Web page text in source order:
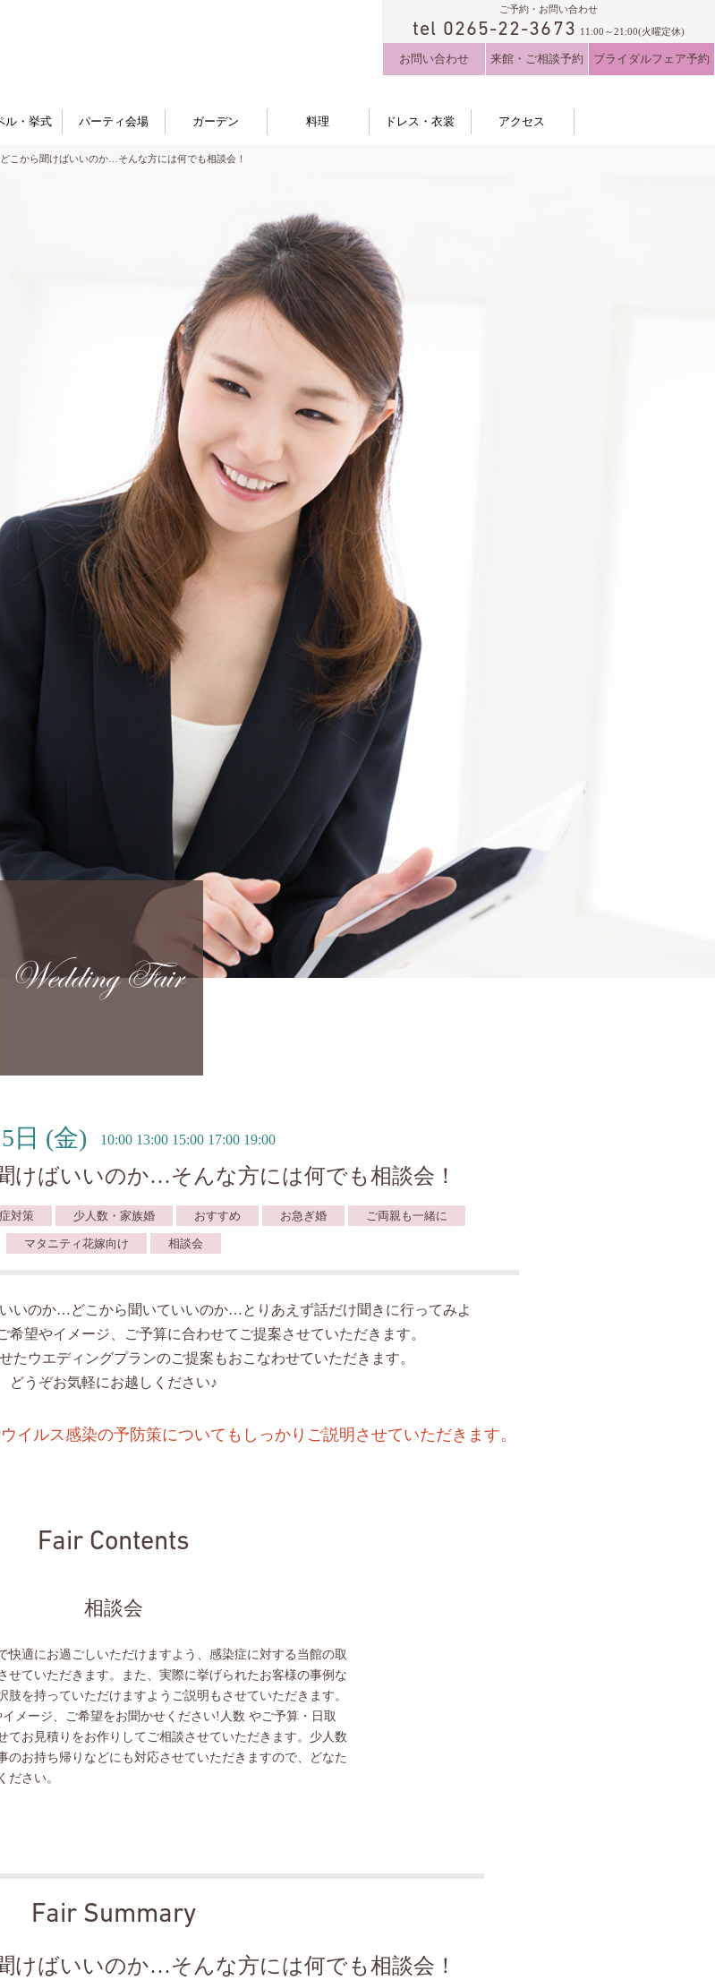
ご予約・お問い合わせ
tel 0265-22-3673 11:00～21:00(火曜定休)
お問い合わせ 来館・ご相談予約 ブライダルフェア予約
ル・挙式 パーティ会場 ガーデン 料理 ドレス・衣裳 アクセス
こから聞けばいいのか…そんな方には何でも相談会！
Wedding Fair
日 (金) 10:00 13:00 15:00 17:00 19:00
けばいいのか…そんな方には何でも相談会！
対策 少人数・家族婚 おすすめ お急ぎ婚 ご両親も一緒に
マタニティ花嫁向け 相談会
いのか…どこから聞いていいのか…とりあえず話だけ聞きに行ってみよ
希望やイメージ、ご予算に合わせてご提案させていただきます。
たウエディングプランのご提案もおこなわせていただきます。
どうぞお気軽にお越しください♪
イルス感染の予防策についてもしっかりご説明させていただきます。
Fair Contents
相談会
快適にお過ごしいただけますよう、感染症に対する当館の取
せていただきます。また、実際に挙げられたお客様の事例な
肢を持っていただけますようご説明もさせていただきます。
メージ、ご希望をお聞かせください!人数 やご予算・日取
てお見積りをお作りしてご相談させていただきます。少人数
のお持ち帰りなどにも対応させていただきますので、どなた
ださい。
Fair Summary
けばいいのか…そんな方には何でも相談会！